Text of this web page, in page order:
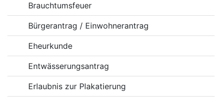
Brauchtumsfeuer
Bürgerantrag / Einwohnerantrag
Eheurkunde
Entwässerungsantrag
Erlaubnis zur Plakatierung